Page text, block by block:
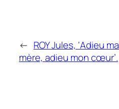
← ROY Jules, ‘Adieu ma
mère, adieu mon cœur’.